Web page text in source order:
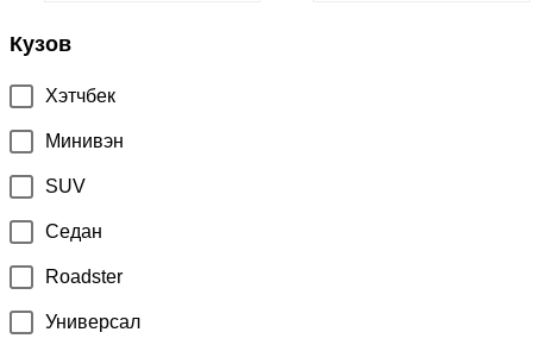
Кузов
Хэтчбек
Минивэн
SUV
Седан
Roadster
Универсал